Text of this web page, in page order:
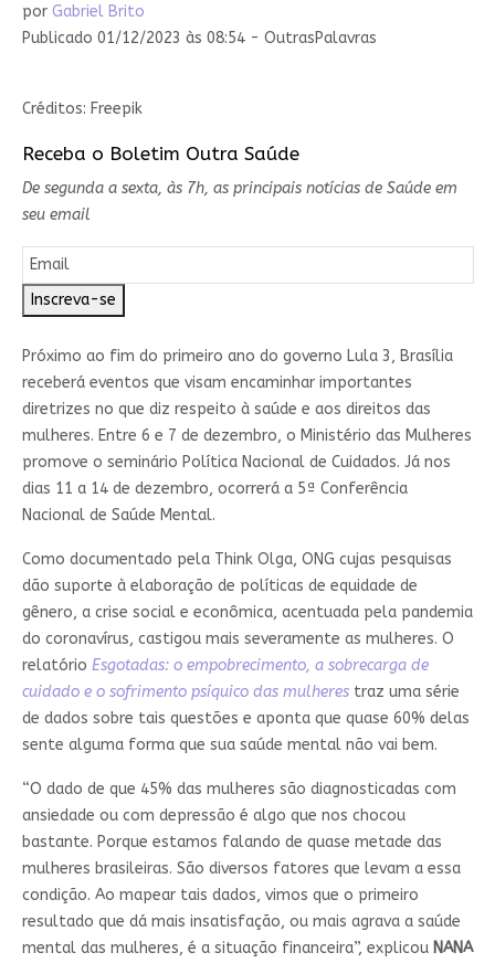
por Gabriel Brito
Publicado 01/12/2023 às 08:54 - OutrasPalavras
Créditos: Freepik
Receba o Boletim Outra Saúde
De segunda a sexta, às 7h, as principais notícias de Saúde em
seu email
Inscreva-se
Próximo ao fim do primeiro ano do governo Lula 3, Brasília
receberá eventos que visam encaminhar importantes
diretrizes no que diz respeito à saúde e aos direitos das
mulheres. Entre 6 e 7 de dezembro, o Ministério das Mulheres
promove o seminário Política Nacional de Cuidados. Já nos
dias 11 a 14 de dezembro, ocorrerá a 5ª Conferência
Nacional de Saúde Mental.
Como documentado pela Think Olga, ONG cujas pesquisas
dão suporte à elaboração de políticas de equidade de
gênero, a crise social e econômica, acentuada pela pandemia
do coronavírus, castigou mais severamente as mulheres. O
relatório Esgotadas: o empobrecimento, a sobrecarga de
cuidado e o sofrimento psíquico das mulherestraz uma série
de dados sobre tais questões e aponta que quase 60% delas
sente alguma forma que sua saúde mental não vai bem.
“O dado de que 45% das mulheres são diagnosticadas com
ansiedade ou com depressão é algo que nos chocou
bastante. Porque estamos falando de quase metade das
mulheres brasileiras. São diversos fatores que levam a essa
condição. Ao mapear tais dados, vimos que o primeiro
resultado que dá mais insatisfação, ou mais agrava a saúde
mental das mulheres, é a situação financeira”, explicou NANA